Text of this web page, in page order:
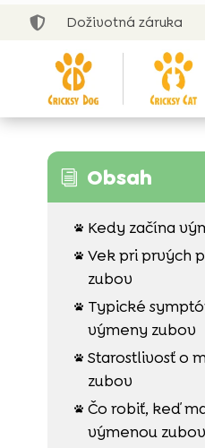
 Doživotná záruka
i Obsah
 Kedy začína
 Vek pri prvých
zubov

Typické
výmeny zubov
 Starostlivosť o
zubov
 Čo robiť, keď
výmenou zubov